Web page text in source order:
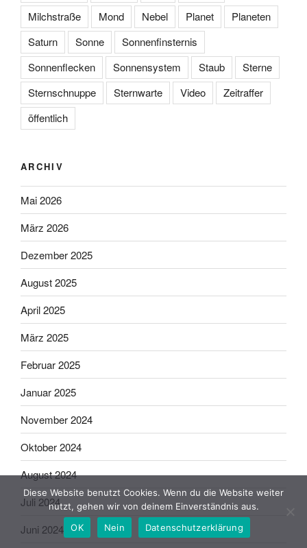
Milchstraße
Mond Nebel Planet
Planeten
Saturn
Sonne
Sonnenfinsternis
Sonnenflecken
Sonnensystem Staub
Sterne
Sternschnuppe
Sternwarte Video
Zeitraffer
öffentlich
ARCHIV
Mai 2026
März 2026
Dezember 2025
August 2025
April 2025
März 2025
Februar 2025
Januar 2025
November 2024
Oktober 2024
August 2024
Juli 2024
Juni 2024
Diese Website benutzt Cookies. Wenn du die Website weiter
nutzt, gehen wir von deinem Einverständnis aus.
OK
Nein Datenschutzerklärung